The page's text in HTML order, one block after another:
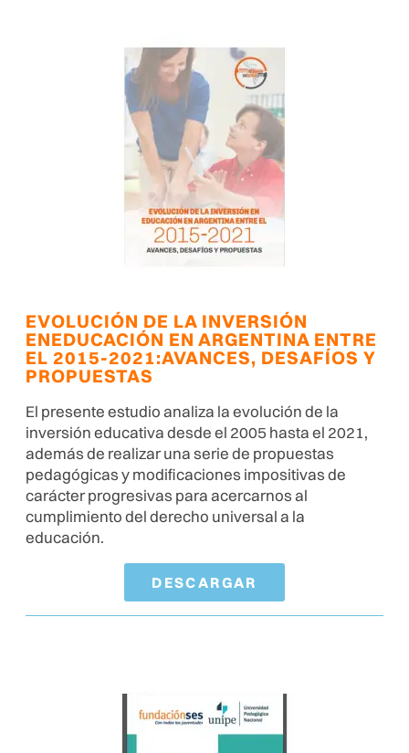
EVOLUCIÓN DE LA INVERSIÓN
ENEDUCACIÓN EN ARGENTINA ENTRE
EL 2015-2021:AVANCES, DESAFÍOS Y
PROPUESTAS
El presente estudio analiza la evolución de la
inversión educativa desde el 2005 hasta el 2021,
además de realizar una serie de propuestas
pedagógicas y modificaciones impositivas de
carácter progresivas para acercarnos al
cumplimiento del derecho universal a la
educación.
DESCARGAR